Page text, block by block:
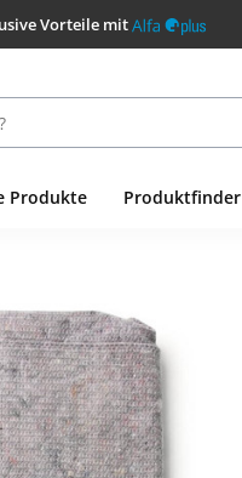
Vorteile mit
Produkte Produktfinder